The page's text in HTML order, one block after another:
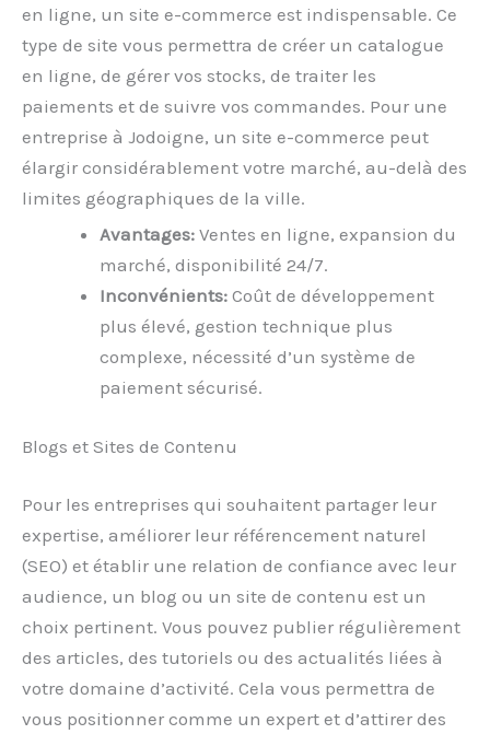
en ligne, un site e-commerce est indispensable. Ce
type de site vous permettra de créer un catalogue
en ligne, de gérer vos stocks, de traiter les
paiements et de suivre vos commandes. Pour une
entreprise à Jodoigne, un site e-commerce peut
élargir considérablement votre marché, au-delà des
limites géographiques de la ville.
Avantages: Ventes en ligne, expansion du
marché, disponibilité 24/7.
Inconvénients: Coût de développement
plus élevé, gestion technique plus
complexe, nécessité d’un système de
paiement sécurisé.
Blogs et Sites de Contenu
Pour les entreprises qui souhaitent partager leur
expertise, améliorer leur référencement naturel
(SEO) et établir une relation de confiance avec leur
audience, un blog ou un site de contenu est un
choix pertinent. Vous pouvez publier régulièrement
des articles, des tutoriels ou des actualités liées à
votre domaine d’activité. Cela vous permettra de
vous positionner comme un expert et d’attirer des